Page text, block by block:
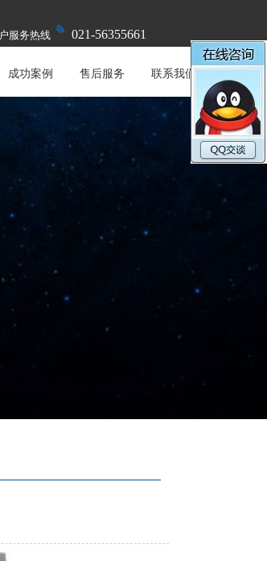
服务热线 021-56355661
成功案例 售后服务 联系我们